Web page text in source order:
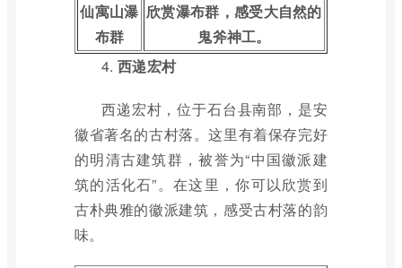
仙寓山瀑
布群
欣赏瀑布群，感受大自然的
鬼斧神工。
4. 西递宏村
西递宏村，位于石台县南部，是安
徽省著名的古村落。这里有着保存完好
的明清古建筑群，被誉为“中国徽派建
筑的活化石”。在这里，你可以欣赏到
古朴典雅的徽派建筑，感受古村落的韵
味。